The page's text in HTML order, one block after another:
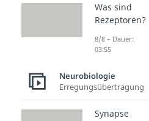
Was sind
Rezeptoren?
8/8 – Dauer:
03:55
Neurobiologie
Erregungsübertragung
Synapse